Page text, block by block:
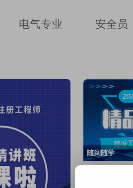
电气专业 安全员
随到随学